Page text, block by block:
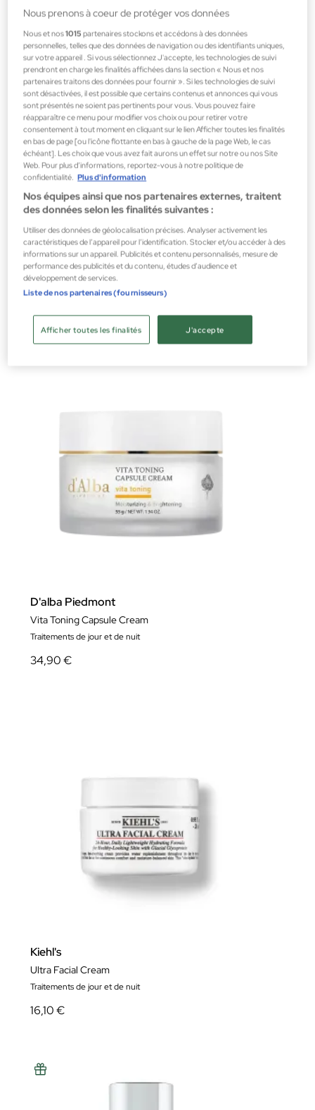
Annayake
ULTRATIME PERFECT BIOTIC 50ml
Sérums
D'alba Piedmont
Vita Toning Capsule Cream
Traitements de jour et de nuit
34,90 €
Kiehl's
Ultra Facial Cream
Traitements de jour et de nuit
16,10 €
Nous prenons à coeur de protéger vos données
Nous et nos1015 partenaires stockons et accédons à des données
personnelles, telles que des données de navigation ou des identifiants uniques,
sur votre appareil . Si vous sélectionnez J'accepte, les technologies de suivi
prendront en charge les finalités affichées dans la section « Nous et nos
partenaires traitons des données pour fournir ». Si les technologies de suivi
sont désactivées, il est possible que certains contenus et annonces qui vous
sont présentés ne soient pas pertinents pour vous. Vous pouvez faire
réapparaître ce menu pour modifier vos choix ou pour retirer votre
consentement à tout moment en cliquant sur le lien Afficher toutes les finalités
en bas de page [ou l'icône flottante en bas à gauche de la page Web, le cas
échéant]. Les choix que vous avez fait aurons un effet sur notre ou nos Site
Web. Pour plus d’informations, reportez-vous à notre politique de
confidentialité. Plus d'information
Nos équipes ainsi que nos partenaires externes, traitent
des données selon les finalités suivantes :
Utiliser des données de géolocalisation précises. Analyser activement les
caractéristiques de l’appareil pour l’identification. Stocker et/ou accéder à des
informations sur un appareil. Publicités et contenu personnalisés, mesure de
performance des publicités et du contenu, études d’audience et
développement de services.
Liste de nos partenaires (fournisseurs)
J'accepte
Afficher toutes les finalités